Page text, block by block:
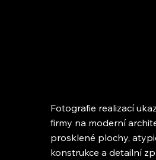
Fotografie realizací
firmy na moderní
prosklené plochy,
konstrukce a detailní